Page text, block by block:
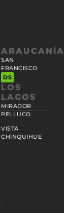
ARAUCANÍA
SAN
FRANCISCO
DS
LOS
LAGOS
MIRADOR
PELLUCO
VISTA
CHINQUIHUE